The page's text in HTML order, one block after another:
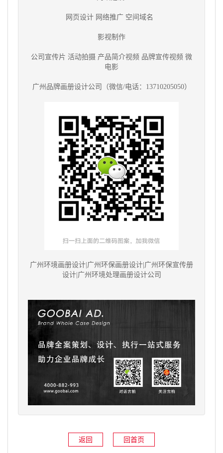
网页设计 网络推广 空间域名
影视制作
公司宣传片 活动拍摄 产品简介视频 品牌宣传视频 微
电影
广州品牌画册设计公司（微信/电话：13710205050）
广州环境画册设计|广州环保画册设计|广州环保宣传册
设计|广州环境处理画册设计公司
返回 回首页